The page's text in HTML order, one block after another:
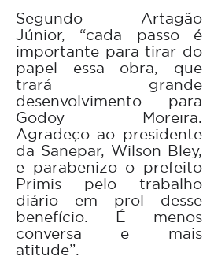
Segundo Artagão
Júnior, “cada passo é
importante para tirar do
papel essa obra, que
trará grande
desenvolvimento para
Godoy Moreira.
Agradeço ao presidente
da Sanepar, Wilson Bley,
e parabenizo o prefeito
Primis pelo trabalho
diário em prol desse
benefício. É menos
conversa e mais
atitude”.